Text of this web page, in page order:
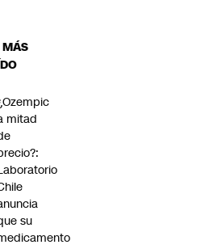
mitad
su